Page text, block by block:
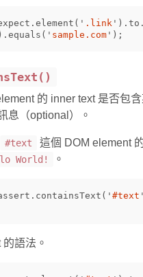
. element ( ' .link ' ). to .
). equals ( ' sample.com ' );
的 inner text 是否包
息（optional）。
#text
這個 DOM element
World! 。
. containsText ( ' #text '
語法。